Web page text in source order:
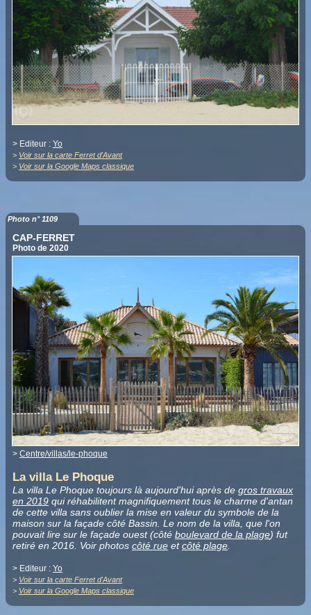
> Editeur : Yo
> Voir sur la carte Ferret d'Avant
> Voir sur la Google Maps classique
Photo n° 1109
CAP-FERRET
Photo de 2020
> Centre/villas/le-phoque
La villa Le Phoque
La villa Le Phoque toujours là aujourd'hui après de gros travaux
en 2019 qui réhabilitent magnifiquement tous le charme d'antan
de cette villa sans oublier la mise en valeur du symbole de la
maison sur la façade côté Bassin. Le nom de la villa, que l'on
pouvait lire sur le façade ouest (côté boulevard de la plage) fut
retiré en 2016. Voir photos côté rue etcôté plage
> Editeur : Yo
> Voir sur la carte Ferret d'Avant
> Voir sur la Google Maps classique